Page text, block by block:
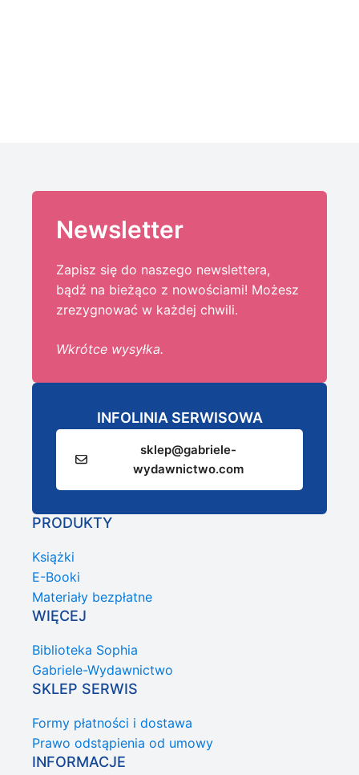
Newsletter
Zapisz się do naszego newslettera,
bądź na bieżąco z nowościami! Możesz
zrezygnować w każdej chwili.
Wkrótce wysyłka.
INFOLINIA SERWISOWA
sklep@gabriele-
wydawnictwo.com
PRODUKTY
Książki
E-Booki
Materiały bezpłatne
WIĘCEJ
Biblioteka Sophia
Gabriele-Wydawnictwo
SKLEP SERWIS
Formy płatności i dostawa
Prawo odstąpienia od umowy
INFORMACJE